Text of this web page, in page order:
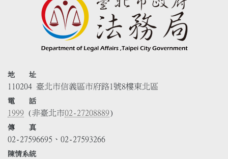
地 址
110204 臺北市信義區市府路1號8樓東北區
電 話
1999 (非臺北市02-27208889)
傳 真
02-27596695、02-27593266
陳情系統